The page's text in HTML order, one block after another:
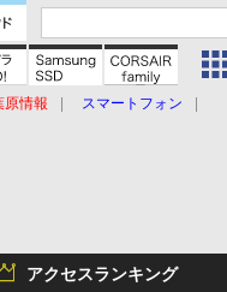
原情報
スマートフォン
アクセスランキング